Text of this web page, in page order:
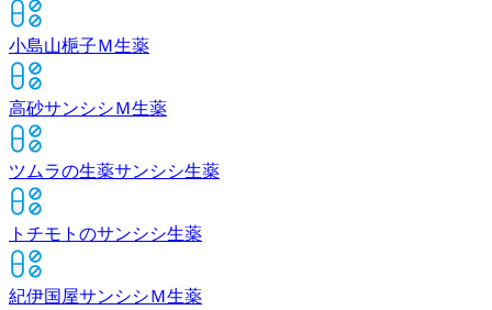
小島山梔子Ｍ生薬
高砂サンシシＭ生薬
ツムラの生薬サンシシ生薬
トチモトのサンシシ生薬
紀伊国屋サンシシＭ生薬